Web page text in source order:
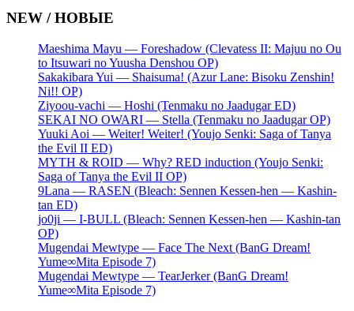
NEW / НОВЫЕ
Maeshima Mayu — Foreshadow (Clevatess II: Majuu no Ou
to Itsuwari no Yuusha Denshou OP)
Sakakibara Yui — Shaisuma! (Azur Lane: Bisoku Zenshin!
Ni!! OP)
Ziyoou-vachi — Hoshi (Tenmaku no Jaadugar ED)
SEKAI NO OWARI — Stella (Tenmaku no Jaadugar OP)
Yuuki Aoi — Weiter! Weiter! (Youjo Senki: Saga of Tanya
the Evil II ED)
MYTH & ROID — Why? RED induction (Youjo Senki:
Saga of Tanya the Evil II OP)
9Lana — RASEN (Bleach: Sennen Kessen-hen — Kashin-
tan ED)
jo0ji — I-BULL (Bleach: Sennen Kessen-hen — Kashin-tan
OP)
Mugendai Mewtype — Face The Next (BanG Dream!
Yume∞Mita Episode 7)
Mugendai Mewtype — TearJerker (BanG Dream!
Yume∞Mita Episode 7)